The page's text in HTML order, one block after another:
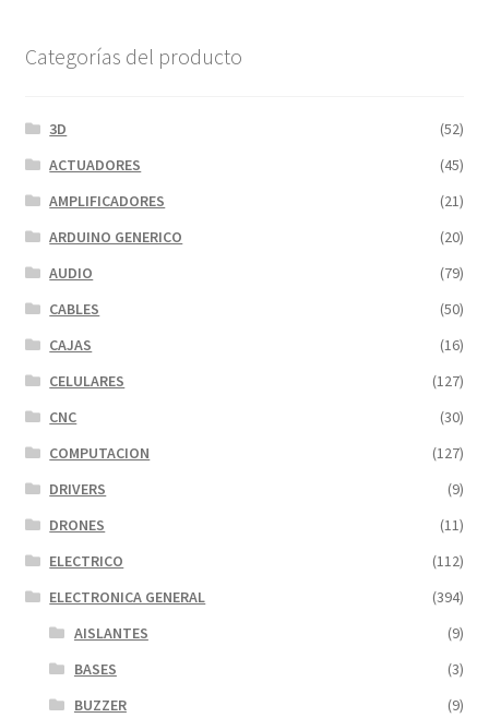
Categorías del producto
3D
(52)
ACTUADORES
(45)
AMPLIFICADORES
(21)
ARDUINO GENERICO
(20)
AUDIO
(79)
CABLES
(50)
CAJAS
(16)
CELULARES
(127)
CNC
(30)
COMPUTACION
(127)
DRIVERS
(9)
DRONES
(11)
ELECTRICO
(112)
ELECTRONICA GENERAL
(394)
AISLANTES
(9)
BASES
(3)
BUZZER
(9)